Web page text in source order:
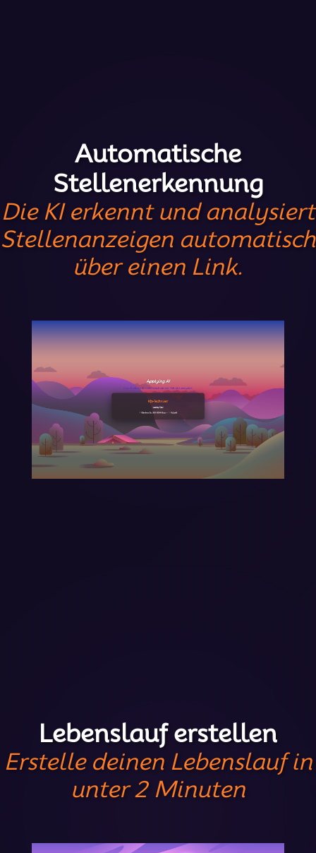
Automatische
Stellenerkennung
Die KI erkennt und analysiert
Stellenanzeigen automatisch
über einen Link.
Lebenslauf erstellen
Erstelle deinen Lebenslauf in
unter 2 Minuten